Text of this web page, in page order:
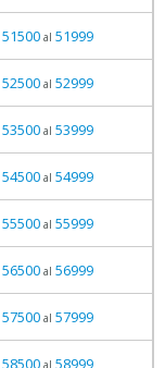
51500al 51999
52500al 52999
53500al 53999
54500al 54999
55500al 55999
56500al 56999
57500al 57999
58500al 58999